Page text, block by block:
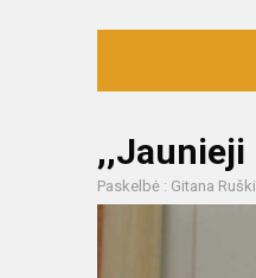
,,Jaunieji
Paskelbė : Gitana